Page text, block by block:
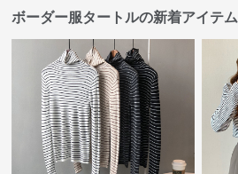
ボーダー服タートルの新着アイテム